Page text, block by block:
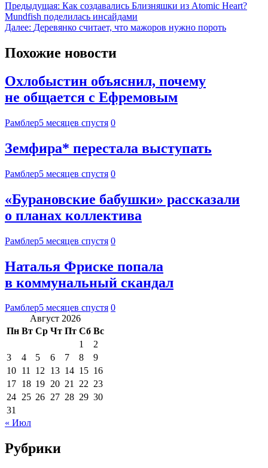
Предыдущая: Как создавались Близняшки из Atomic Heart?
Mundfish поделилась инсайдами
Далее: Деревянко считает, что мажоров нужно пороть
Похожие новости
Охлобыстин объяснил, почему
не общается с Ефремовым
Рамблер5 месяцев спустя 0
Земфира* перестала выступать
Рамблер5 месяцев спустя 0
«Бурановские бабушки» рассказали
о планах коллектива
Рамблер5 месяцев спустя 0
Наталья Фриске попала
в коммунальный скандал
Рамблер5 месяцев спустя 0
Август 2026
Пн Вт Ср Чт Пт Сб Вс
1
2
3
4 5 6 7 8
9
10 11 12 13 14 15 16
17 18 19 20 21 22 23
24 25 26 27 28 29 30
31
« Июл
Рубрики